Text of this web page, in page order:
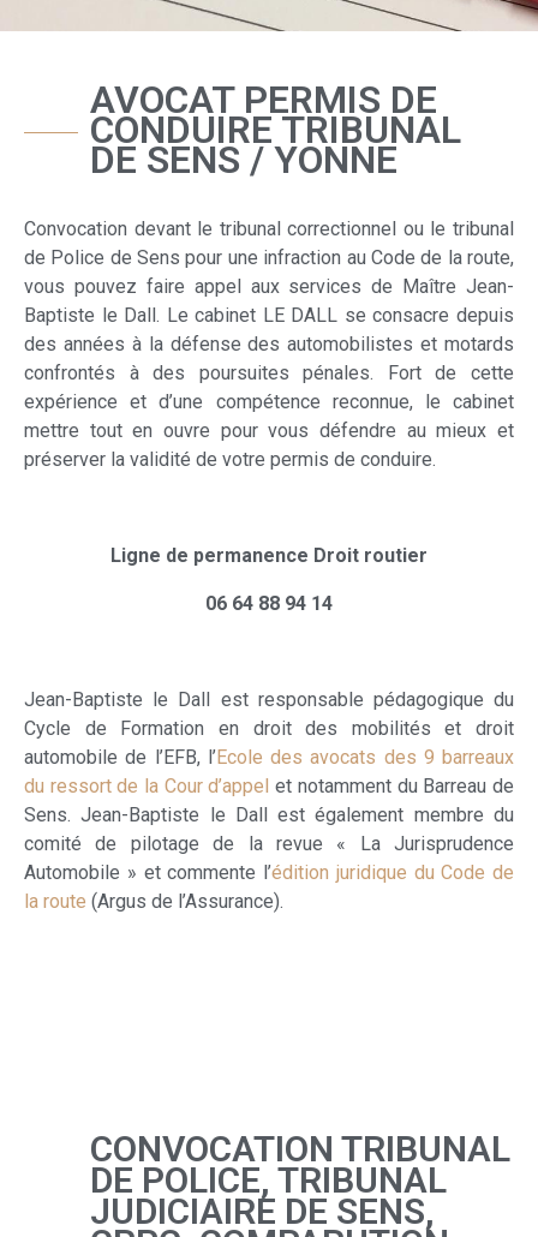
AVOCAT PERMIS DE
CONDUIRE TRIBUNAL
DE SENS / YONNE
Convocation devant le tribunal correctionnel ou le tribunal
de Police de Sens pour une infraction au Code de la route,
vous pouvez faire appel aux services de Maître Jean-
Baptiste le Dall. Le cabinet LE DALL se consacre depuis
des années à la défense des automobilistes et motards
confrontés à des poursuites pénales. Fort de cette
expérience et d’une compétence reconnue, le cabinet
mettre tout en ouvre pour vous défendre au mieux et
préserver la validité de votre permis de conduire.
Ligne de permanence Droit routier
06 64 88 94 14
Jean-Baptiste le Dall est responsable pédagogique du
Cycle de Formation en droit des mobilités et droit
automobile de l’EFB, l’Ecole des avocats des 9 barreaux
du ressort de la Cour d’appel et notamment du Barreau de
Sens. Jean-Baptiste le Dall est également membre du
comité de pilotage de la revue « La Jurisprudence
Automobile » et commente l’édition juridique du Code de
la route (Argus de l’Assurance).
CONVOCATION TRIBUNAL
DE POLICE, TRIBUNAL
JUDICIAIRE DE SENS,